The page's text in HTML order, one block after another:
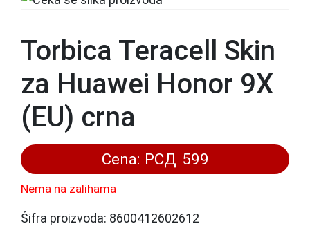
Torbica Teracell Skin
za Huawei Honor 9X
(EU) crna
Cena: РСД 599
Nema na zalihama
Šifra proizvoda: 8600412602612